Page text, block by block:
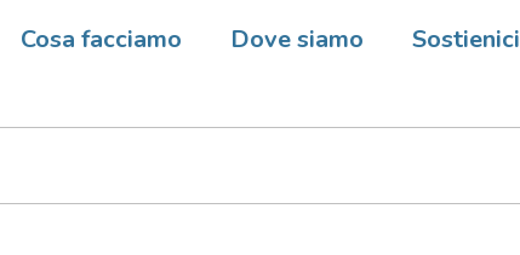
Cosa facciamo Dove siamo Sostienici